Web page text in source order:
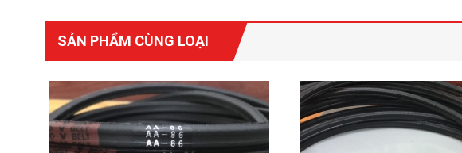
SẢN PHẨM CÙNG LOẠI